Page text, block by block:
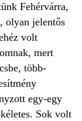
Fehérvárra,
olyan jelentős
volt
mert
több-
egy-egy
Sok volt